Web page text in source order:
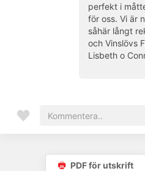
perfekt i
för oss. Vi är
såhär långt
och Vinslövs
Lisbeth o
PDF för utskrift